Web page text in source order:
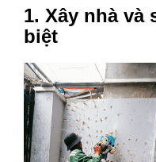
1. Xây nhà và
biệt